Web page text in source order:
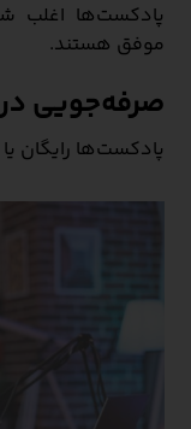
پادکست‌ها اغلب
موفق هستند.
صرفه‌جویی
پادکست‌ها رایگان